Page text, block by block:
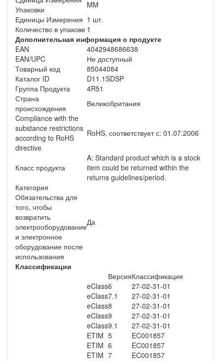
Упаковки
MM
Единицы Измерения 1 шт.
Количество в упакове 1
Дополнительная информация о продукте
EAN
4042948686638
EAN/UPC
Не доступный
Товарный код
85044084
Каталог ID
D11.1SDSP
Группа Продукта
4R51
Страна
происхождения
Великобритания
Compliance with the
substance restrictions
according to RoHS
directive
RoHS, соответствует с: 01.07.2006
Класс продукта
A: Standard product which is a stock
item could be returned within the
returns guidelines/period.
Категория
Обязательства для
того, чтобы
возвратить
электрооборудование
и электронное
оборудование после
использования
Да
Классификации
ВерсияКлассификация
eClass6
27-02-31-01
eClass7.1
27-02-31-01
eClass8
27-02-31-01
eClass9
27-02-31-01
eClass9.1
27-02-31-01
ETIM 5
EC001857
ETIM 6
EC001857
ETIM 7 EC001857